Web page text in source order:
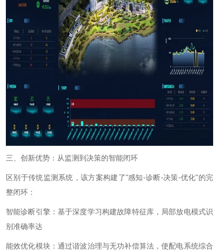
三、创新优势：从监测到决策的智能闭环
区别于传统监测系统，该方案构建了"感知-诊断-决策-优化"的完
整闭环：
智能诊断引擎：基于深度学习构建故障特征库，局部放电模式识
别准确率达
能效优化模块：通过谐波治理与无功补偿算法，使配电系统综合